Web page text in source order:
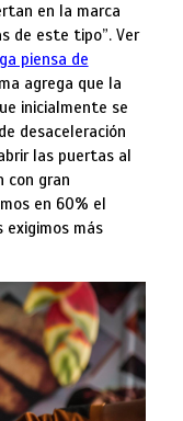
en la marca
de este tipo”. Ver
piensa de
agrega que la
inicialmente se
desaceleración
las puertas al
con gran
en 60% el
exigimos más